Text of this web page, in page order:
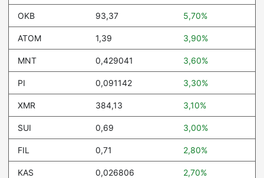
OKB 93,37 5,70%
ATOM 1,39 3,90%
MNT 0,429041 3,60%
PI 0,091142 3,30%
XMR 384,13 3,10%
SUI 0,69 3,00%
FIL 0,71 2,80%
KAS 0,026806 2,70%